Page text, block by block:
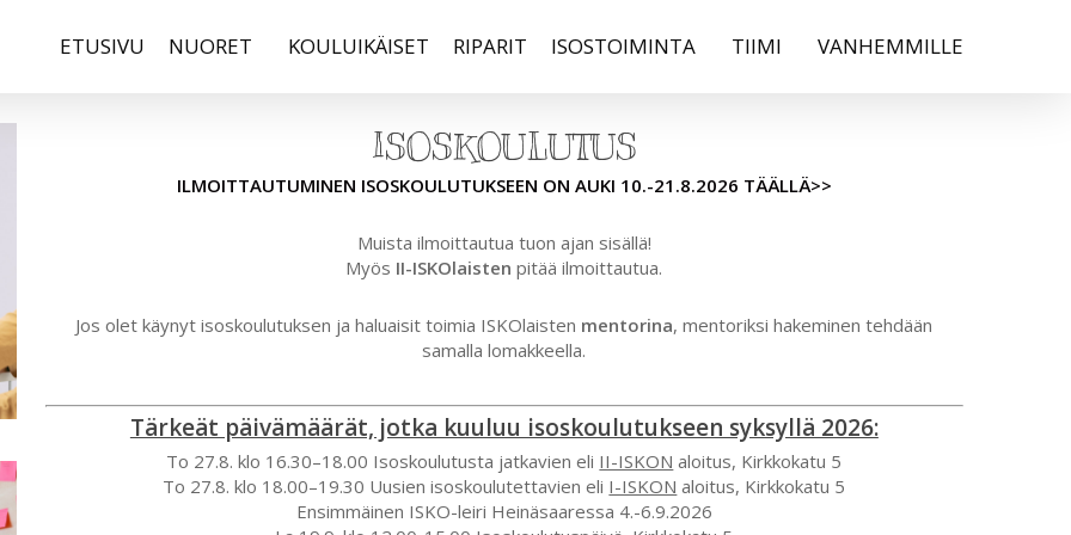
ETUSIVU NUORET KOULUIKÄISET RIPARIT ISOSTOIMINTA TIIMI VANHEMMILLE
ISOSKOULUTUS
ILMOITTAUTUMINEN ISOSKOULUTUKSEEN ON AUKI 10.-21.8.2026 TÄÄLLÄ>>
Muista ilmoittautua tuon ajan sisällä!
Myös II-ISKOlaisten pitää ilmoittautua.
Jos olet käynyt isoskoulutuksen ja haluaisit toimia ISKOlaisten mentorina, mentoriksi hakeminen tehdään
samalla lomakkeella.
Tärkeät päivämäärät, jotka kuuluu isoskoulutukseen syksyllä 2026:
To 27.8. klo 16.30–18.00 Isoskoulutusta jatkavien eli II-ISKON aloitus, Kirkkokatu 5
To 27.8. klo 18.00–19.30 Uusien isoskoulutettavien eli I-ISKON aloitus, Kirkkokatu 5
Ensimmäinen ISKO-leiri Heinäsaaressa 4.-6.9.2026